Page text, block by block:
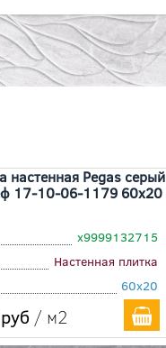
настенная Pegas серый
17-10-06-1179 60x20
х9999132715
Настенная плитка
60x20
/ м2